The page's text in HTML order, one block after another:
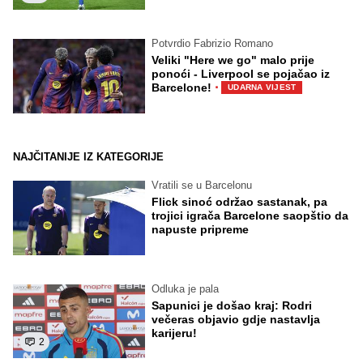
Potvrdio Fabrizio Romano
Veliki "Here we go" malo prije
ponoći - Liverpool se pojačao iz
Barcelone! · UDARNA VIJEST
NAJČITANIJE IZ KATEGORIJE
Vratili se u Barcelonu
Flick sinoć održao sastanak, pa
trojici igrača Barcelone saopštio da
napuste pripreme
2
Odluka je pala
Sapunici je došao kraj: Rodri
večeras objavio gdje nastavlja
karijeru!